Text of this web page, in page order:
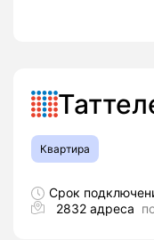
Квартира
Срок
2832 адреса